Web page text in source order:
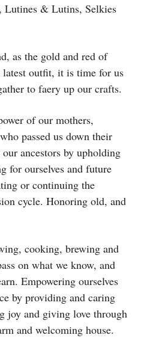
Lutines & Lutins, Selkies
as the gold and red of
outfit, it is time for us
to faery up our crafts.
of our mothers,
passed us down their
ancestors by upholding
for ourselves and future
or continuing the
cycle. Honoring old, and
cooking, brewing and
on what we know, and
Empowering ourselves
by providing and caring
joy and giving love through
and welcoming house.